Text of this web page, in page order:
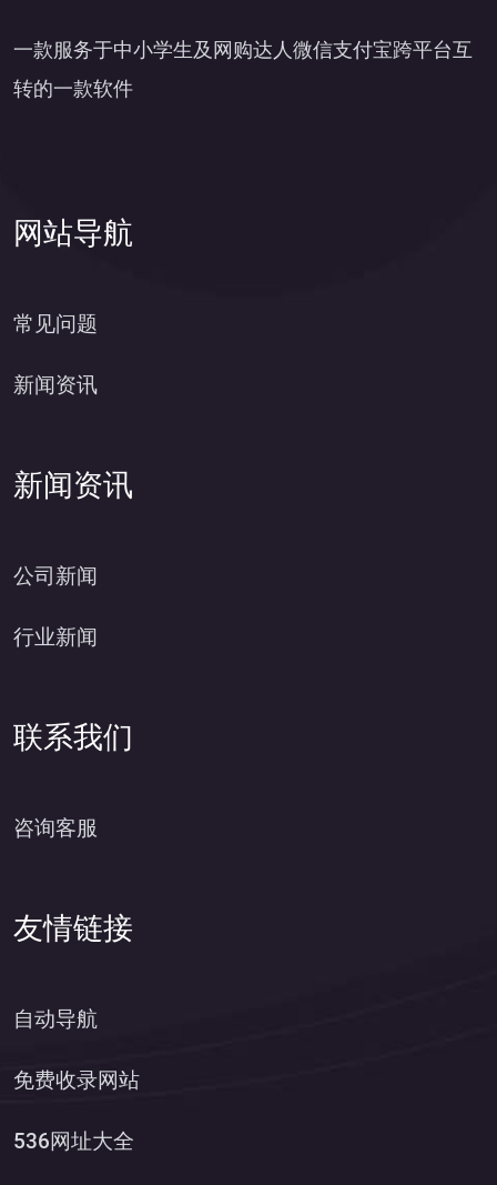
一款服务于中小学生及网购达人微信支付宝跨平台互
转的一款软件
网站导航
常见问题
新闻资讯
新闻资讯
公司新闻
行业新闻
联系我们
咨询客服
友情链接
自动导航
免费收录网站
536网址大全